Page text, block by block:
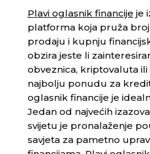
Plavi oglasnik financije je
platforma koja pruža
prodaju i kupnju
obzira jeste li
obveznica, kriptovaluta
najbolju ponudu za
oglasnik financije je
Jedan od najvećih
svijetu je pronalaženje
savjeta za pametno